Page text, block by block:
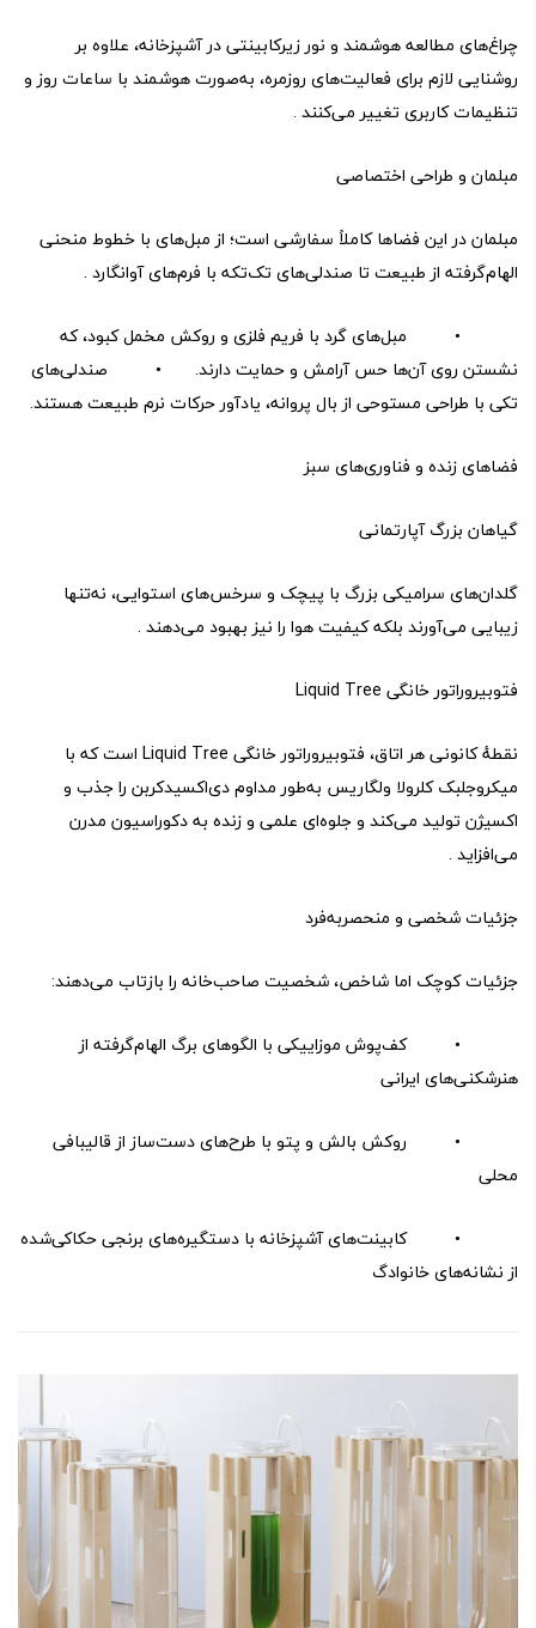
چراغ‌های مطالعه هوشمند و نور زیرکابینتی در آشپزخانه، علاوه بر
روشنایی لازم برای فعالیت‌های روزمره، به‌صورت هوشمند با ساعات روز و
تنظیمات کاربری تغییر می‌کنند .
مبلمان و طراحی اختصاصی
مبلمان در این فضاها کاملاً سفارشی است؛ از مبل‌های با خطوط منحنی
الهام‌گرفته از طبیعت تا صندلی‌های تک‌تکه با فرم‌های آوانگارد .
• مبل‌های گرد با فریم فلزی و روکش مخمل کبود، که
نشستن روی آن‌ها حس آرامش و حمایت دارند. • صندلی‌های
تکی با طراحی مستوحی از بال پروانه، یادآور حرکات نرم طبیعت هستند.
فضاهای زنده و فناوری‌های سبز
گیاهان بزرگ آپارتمانی
گلدان‌های سرامیکی بزرگ با پیچک و سرخس‌های استوایی، نه‌تنها
زیبایی می‌آورند بلکه کیفیت هوا را نیز بهبود می‌دهند .
فتو‌بیروراتور خانگی Liquid Tree
نقطهٔ کانونی هر اتاق، فتو‌بیروراتور خانگی Liquid Tree است که با
میکروجلبک کلرولا ولگاریس به‌طور مداوم دی‌اکسیدکربن را جذب و
اکسیژن تولید می‌کند و جلوه‌ای علمی و زنده به دکوراسیون مدرن
می‌افزاید .
جزئیات شخصی و منحصربه‌فرد
جزئیات کوچک اما شاخص، شخصیت صاحب‌خانه را بازتاب می‌دهند:
• کف‌پوش موزاییکی با الگوهای برگ الهام‌گرفته از
هنرشکنی‌های ایرانی
• روکش بالش و پتو با طرح‌های دست‌ساز از قالیبافی
محلی
• کابینت‌های آشپزخانه با دستگیره‌های برنجی حکاکی‌شده
از نشانه‌های خانوادگ